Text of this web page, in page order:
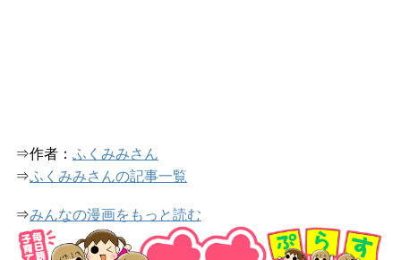
⇒作者： ふくみみさん
⇒ふくみみさんの記事一覧
⇒みんなの漫画をもっと読む